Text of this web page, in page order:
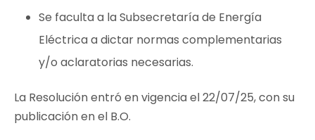
Se faculta a la Subsecretaría de Energía
Eléctrica a dictar normas complementarias
y/o aclaratorias necesarias.
La Resolución entró en vigencia el 22/07/25, con su
publicación en el B.O.